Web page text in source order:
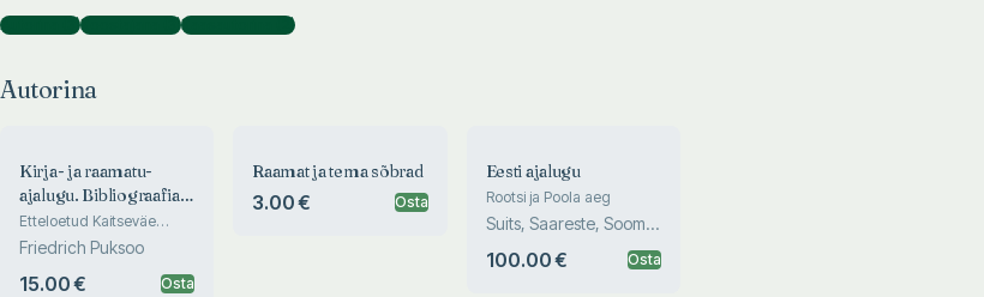
Autorina )Koostajana )Kaasautorina )
Autorina
Kirja- ja raamatu-
ajalugu. Bibliograafia.
Raamatukogude
ajalugu
Etteloetud Kaitseväe
raamatukoguhoidjate
kursusel 1926. aastal
Friedrich Puksoo
15.00 € Osta
Raamat ja tema sõbrad
3.00 € Osta
Eesti ajalugu
Rootsi ja Poola aeg
Suits, Saareste, Soom,
100.00 € Osta